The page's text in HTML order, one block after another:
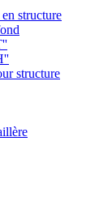
structure
structure